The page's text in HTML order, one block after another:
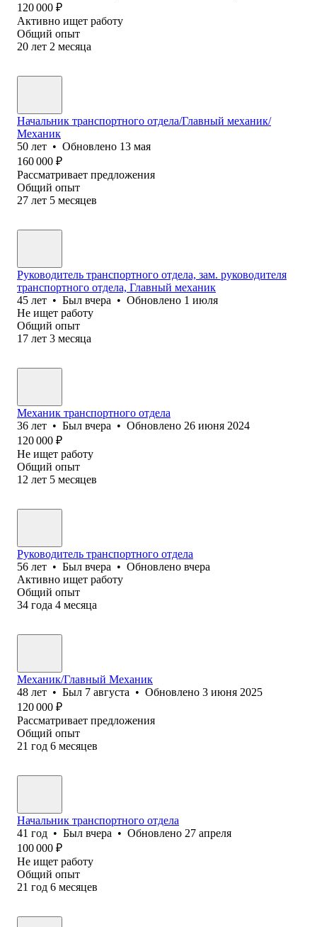
120 000 ₽
Активно ищет работу
Общий опыт
20 лет 2 месяца
Начальник транспортного отдела/Главный механик/
Механик
50 лет • Обновлено 13 мая
160 000 ₽
Рассматривает предложения
Общий опыт
27 лет 5 месяцев
Руководитель транспортного отдела, зам. руководителя
транспортного отдела, Главный механик
45 лет • Был вчера • Обновлено 1 июля
Не ищет работу
Общий опыт
17 лет 3 месяца
Механик транспортного отдела
36 лет • Был вчера • Обновлено 26 июня 2024
120 000 ₽
Не ищет работу
Общий опыт
12 лет 5 месяцев
Руководитель транспортного отдела
56 лет • Был вчера • Обновлено вчера
Активно ищет работу
Общий опыт
34 года 4 месяца
Механик/Главный Механик
48 лет • Был 7 августа • Обновлено 3 июня 2025
120 000 ₽
Рассматривает предложения
Общий опыт
21 год 6 месяцев
Начальник транспортного отдела
41 год • Был вчера • Обновлено 27 апреля
100 000 ₽
Не ищет работу
Общий опыт
21 год 6 месяцев